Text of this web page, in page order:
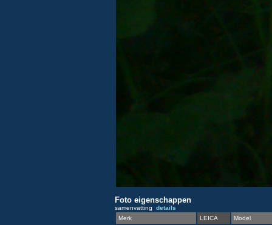
Foto eigenschappen
samenvatting details
Merk
LEICA
Model